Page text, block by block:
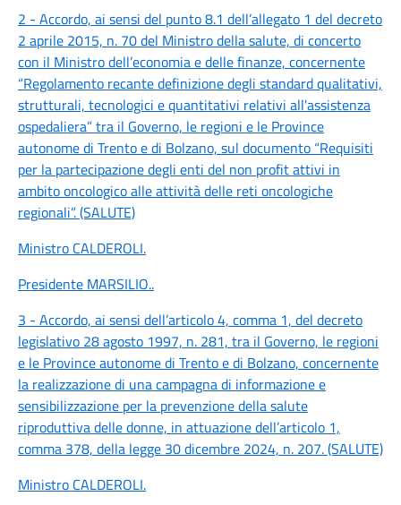
2 - Accordo, ai sensi del punto 8.1 dell’allegato 1 del decreto
2 aprile 2015, n. 70 del Ministro della salute, di concerto
con il Ministro dell’economia e delle finanze, concernente
“Regolamento recante definizione degli standard qualitativi,
strutturali, tecnologici e quantitativi relativi all'assistenza
ospedaliera” tra il Governo, le regioni e le Province
autonome di Trento e di Bolzano, sul documento “Requisiti
per la partecipazione degli enti del non profit attivi in
ambito oncologico alle attività delle reti oncologiche
regionali”. (SALUTE)
Ministro CALDEROLI.
Presidente MARSILIO..
3 - Accordo, ai sensi dell’articolo 4, comma 1, del decreto
legislativo 28 agosto 1997, n. 281, tra il Governo, le regioni
e le Province autonome di Trento e di Bolzano, concernente
la realizzazione di una campagna di informazione e
sensibilizzazione per la prevenzione della salute
riproduttiva delle donne, in attuazione dell’articolo 1,
comma 378, della legge 30 dicembre 2024, n. 207. (SALUTE)
Ministro CALDEROLI.